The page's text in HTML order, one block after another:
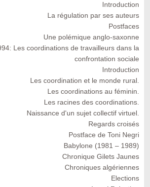
Introduction
La régulation par ses auteurs
Postfaces
Une polémique anglo-saxonne
Les coordinations de travailleurs dans la
confrontation sociale
Introduction
Les coordination et le monde rural.
Les coordinations au féminin.
Les racines des coordinations.
Naissance d'un sujet collectif virtuel.
Regards croisés
Postface de Toni Negri
Babylone (1981 – 1989)
Chronique Gilets Jaunes
Chroniques algériennes
Elections